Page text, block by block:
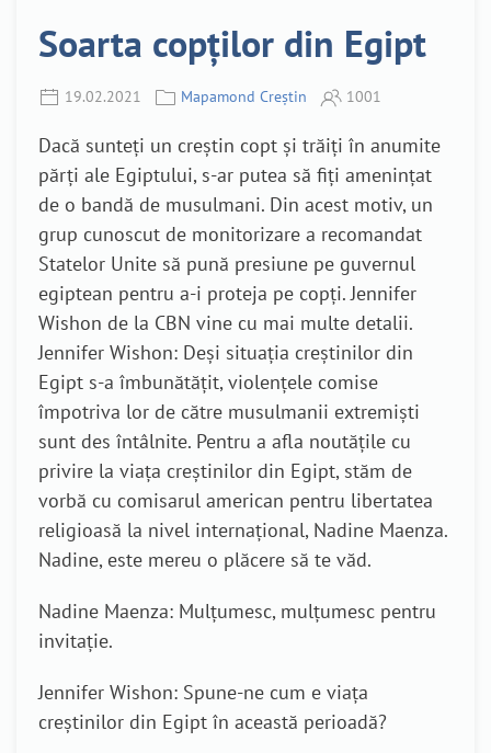
Soarta copților din Egipt
19.02.2021 Mapamond Creștin 1001
Dacă sunteți un creștin copt și trăiți în anumite
părți ale Egiptului, s-ar putea să fiți amenințat
de o bandă de musulmani. Din acest motiv, un
grup cunoscut de monitorizare a recomandat
Statelor Unite să pună presiune pe guvernul
egiptean pentru a-i proteja pe copți. Jennifer
Wishon de la CBN vine cu mai multe detalii.
Jennifer Wishon: Deși situația creștinilor din
Egipt s-a îmbunătățit, violențele comise
împotriva lor de către musulmanii extremiști
sunt des întâlnite. Pentru a afla noutățile cu
privire la viața creștinilor din Egipt, stăm de
vorbă cu comisarul american pentru libertatea
religioasă la nivel internațional, Nadine Maenza.
Nadine, este mereu o plăcere să te văd.
Nadine Maenza: Mulțumesc, mulțumesc pentru
invitație.
Jennifer Wishon: Spune-ne cum e viața
creștinilor din Egipt în această perioadă?